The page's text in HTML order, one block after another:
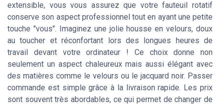
extensible, vous vous assurez que votre fauteuil rotatif
conserve son aspect professionnel tout en ayant une petite
touche "vous". Imaginez une jolie housse en velours, doux
au toucher et réconfortant lors des longues heures de
travail devant votre ordinateur ! Ce choix donne non
seulement un aspect chaleureux mais aussi élégant avec
des matières comme le velours ou le jacquard noir. Passer
commande est simple grâce à la livraison rapide. Les prix
sont souvent très abordables, ce qui permet de changer de